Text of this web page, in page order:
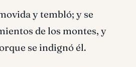
y tembló; y se
de los montes, y
se indignó él.